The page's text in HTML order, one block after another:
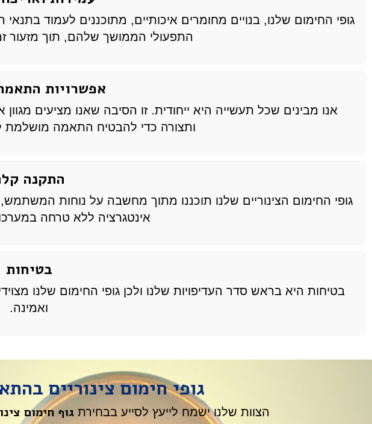
גופי החימום שלנו, בנויים מחומרים איכותיים, מתוכננים לעמוד
התפעולי הממושך שלהם, תוך מזעור
אפשרויות
אנו מבינים שכל תעשייה היא ייחודית. זו הסיבה שאנו מציעים
ותצורה כדי להבטיח התאמה מושלמת
התקנה
גופי החימום הצינוריים שלנו תוכננו מתוך מחשבה על נוחות
אינטגרציה ללא טרחה
בטיחות
בטיחות היא בראש סדר העדיפויות שלנו ולכן גופי החימום שלנו
ואמינה.
גופי חימום צינוריים
הצוות שלנו ישמח לייעץ לסייע בבחירת גוף חימום